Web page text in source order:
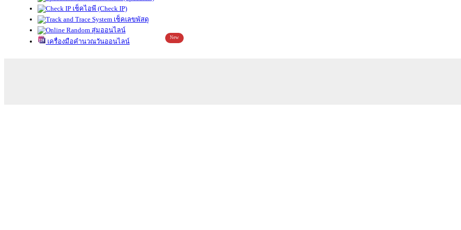
เช็คไอพี (Check IP)
เช็คเลขพัสดุ
สุ่มออนไลน์
เครื่องมือคำนวณวันออนไลน์
New